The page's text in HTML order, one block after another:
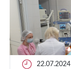
22.07.2024